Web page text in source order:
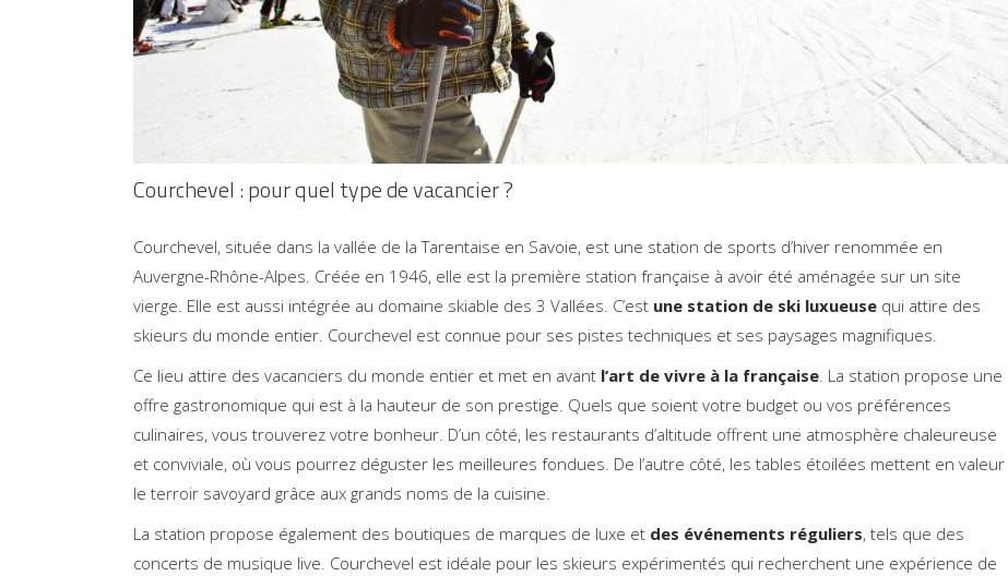
Courchevel : pour quel type de vacancier ?
Courchevel, située dans la vallée de la Tarentaise en Savoie, est une station de sports d’hiver renommée en
Auvergne-Rhône-Alpes. Créée en 1946, elle est la première station française à avoir été aménagée sur un site
vierge. Elle est aussi intégrée au domaine skiable des 3 Vallées. C’est une station de ski luxueuse qui attire des
skieurs du monde entier. Courchevel est connue pour ses pistes techniques et ses paysages magnifiques.
Ce lieu attire des vacanciers du monde entier et met en avant l’art de vivre à la française . La station propose une
offre gastronomique qui est à la hauteur de son prestige. Quels que soient votre budget ou vos préférences
culinaires, vous trouverez votre bonheur. D’un côté, les restaurants d’altitude offrent une atmosphère chaleureuse
et conviviale, où vous pourrez déguster les meilleures fondues. De l’autre côté, les tables étoilées mettent en valeur
le terroir savoyard grâce aux grands noms de la cuisine.
La station propose également des boutiques de marques de luxe et des événements réguliers, tels que des
concerts de musique live. Courchevel est idéale pour les skieurs expérimentés qui recherchent une expérience de